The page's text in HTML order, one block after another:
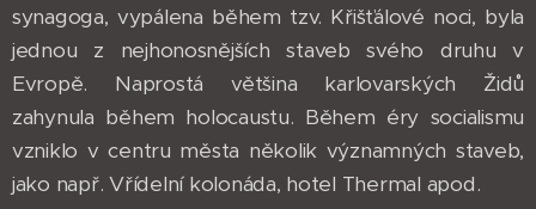
synagoga, vypálena během tzv. Křišťálové noci, byla
jednou z nejhonosnějších staveb svého druhu v
Evropě. Naprostá většina karlovarských Židů
zahynula během holocaustu. Během éry socialismu
vzniklo v centru města několik významných staveb,
jako např. Vřídelní kolonáda, hotel Thermal apod.